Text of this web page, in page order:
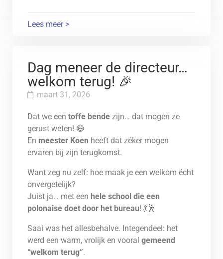
hoogspringen, vortex (fluitbal) werpen,
Lees meer >
Dag meneer de directeur…
welkom terug! 🎉
maart 31, 2026
Dat we een toffe bende zijn… dat mogen ze
gerust weten! 😄
En meester Koen heeft dat zéker mogen
ervaren bij zijn terugkomst.
Want zeg nu zelf: hoe maak je een welkom écht
onvergetelijk?
Juist ja… met een hele school die een
polonaise doet door het bureau! 💃🕺
Saai was het allesbehalve. Integendeel: het
werd een warm, vrolijk en vooral gemeend
“welkom terug”.